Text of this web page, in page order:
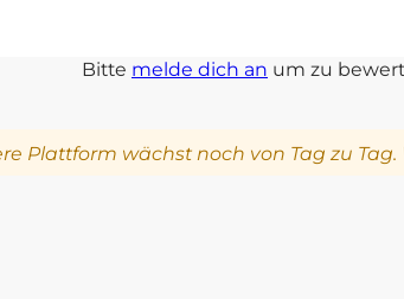
Bitte melde dich an um zu
Plattform wächst noch von Tag zu